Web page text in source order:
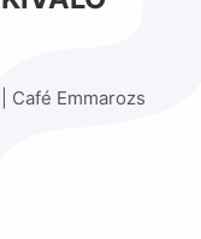
Café Emmarozs